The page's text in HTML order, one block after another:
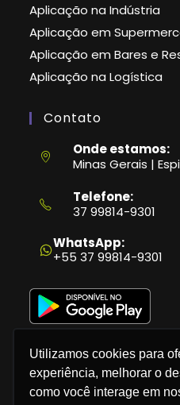
Utilizamos cookies para
experiência, melhorar o
como você interage em
Aplicação na Indústria
Aplicação em
Aplicação em Bares e
Aplicação na Logística
Contato
Onde estamos:
Minas Gerais |
Telefone:
37 99814-9301
em
seu
aplicativo
WhatsApp:
+55 37 99814-9301
Política de Privacidade